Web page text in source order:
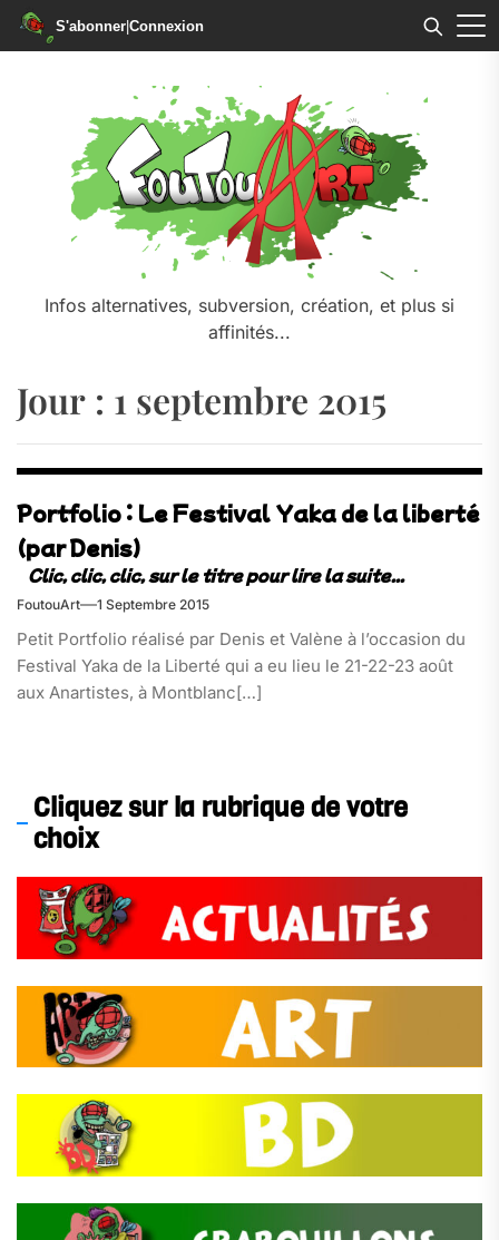
S'abonner|Connexion
Infos alternatives, subversion, création, et plus si
affinités...
Jour : 1 septembre 2015
Portfolio : Le Festival Yaka de la liberté
(par Denis)
FoutouArt 1 Septembre 2015
Petit Portfolio réalisé par Denis et Valène à l’occasion du
Festival Yaka de la Liberté qui a eu lieu le 21-22-23 août
aux Anartistes, à Montblanc[…]
Cliquez sur la rubrique de votre
choix